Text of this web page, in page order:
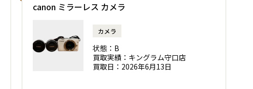
canon ミラーレス カメラ
カメラ
状態： B
買取実績： キングラム守口店
買取日： 2026年6月13日